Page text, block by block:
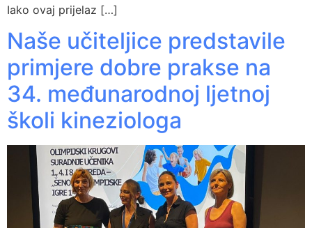
Iako ovaj prijelaz […]
Naše učiteljice predstavile
primjere dobre prakse na
34. međunarodnoj ljetnoj
školi kineziologa